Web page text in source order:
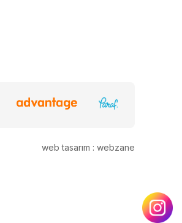
web tasarım : webzane